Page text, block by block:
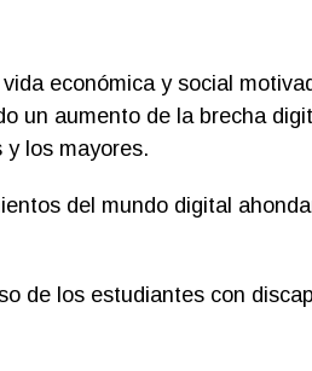
económica y social
un aumento de la brecha
y los mayores.
del mundo digital
de los estudiantes con